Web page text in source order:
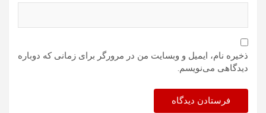
ذخیره نام، ایمیل و وبسایت من در مرورگر برای زمانی که دوباره
دیدگاهی می‌نویسم.